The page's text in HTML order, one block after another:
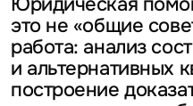
это не «общие
работа: анализ
и альтернативных
построение